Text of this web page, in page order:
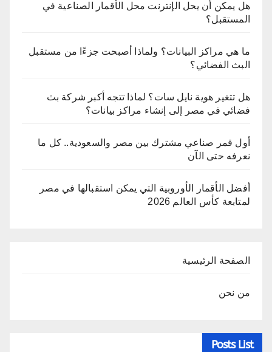
هل يمكن أن يحل الإنترنت محل الأقمار الصناعية في
المستقبل؟
ما هي مراكز البيانات؟ ولماذا أصبحت جزءًا من مستقبل
البث الفضائي؟
هل تتغير هوية نايل سات؟ لماذا تتجه أكبر شركة بث
فضائي في مصر إلى إنشاء مراكز بيانات؟
أول قمر صناعي مشترك بين مصر والسعودية.. كل ما
نعرفه حتى الآن
أفضل الأقمار الأوروبية التي يمكن استقبالها في مصر
لمتابعة كأس العالم 2026
الصفحة الرئيسية
من نحن
Posts List